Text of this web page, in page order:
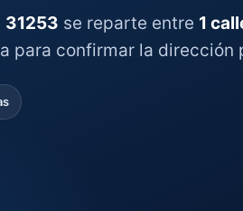
31253 se reparte entre 1
para confirmar la dirección